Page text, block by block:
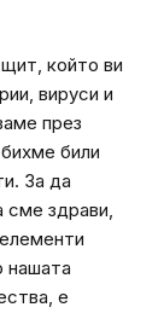
който ви
вируси и
през
били
За да
сме здрави,
нашата
е